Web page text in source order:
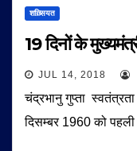
शख़्सियत
19 दिनों के
JUL 14, 2018
चंद्रभानु गुप्ता
दिसम्बर 1960 को